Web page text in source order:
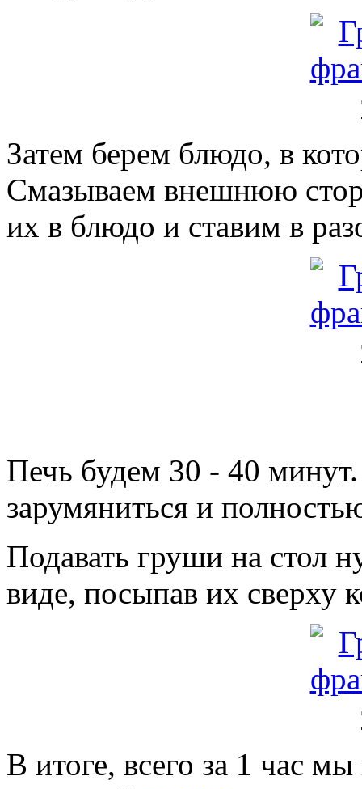
Затем берем блюдо, в
Смазываем внешнюю
их в блюдо и ставим в
Печь будем 30 - 40
зарумяниться и
Подавать груши на стол
виде, посыпав их сверху
В итоге, всего за 1 час